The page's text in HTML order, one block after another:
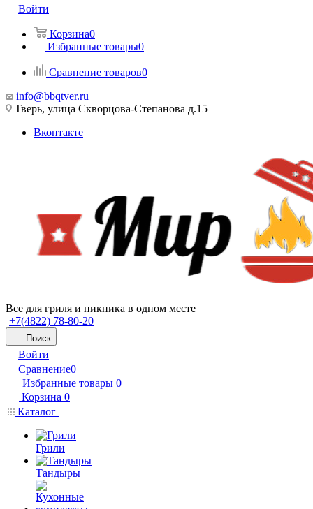
Войти
Корзина0
Избранные товары0
Сравнение товаров0
info@bbqtver.ru
Тверь, улица Скворцова-Степанова д.15
Вконтакте
Все для гриля и пикника в одном месте
+7(4822) 78-80-20
Поиск
Войти
Сравнение0
Избранные товары 0
Корзина 0
Каталог
Грили
Тандыры